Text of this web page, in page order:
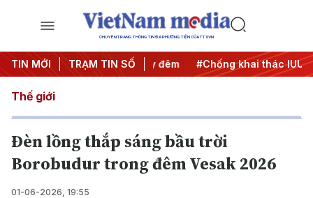
CHUYÊN TRANG THÔNG TIN ĐA PHƯƠNG TIỆN CỦA TTXVN
TIN MỚI TRẠM TIN SỐ
#Chiến dịch 500 ngày đêm #Chống khai thác IUU
Thế giới
Đèn lồng thắp sáng bầu trời
Borobudur trong đêm Vesak 2026
01-06-2026, 19:55